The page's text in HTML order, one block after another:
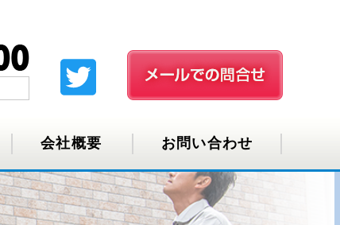
会社概要 お問い合わせ